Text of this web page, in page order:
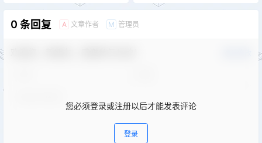
0 条回复 A 文章作者 M 管理员
您必须登录或注册以后才能发表评论
登录